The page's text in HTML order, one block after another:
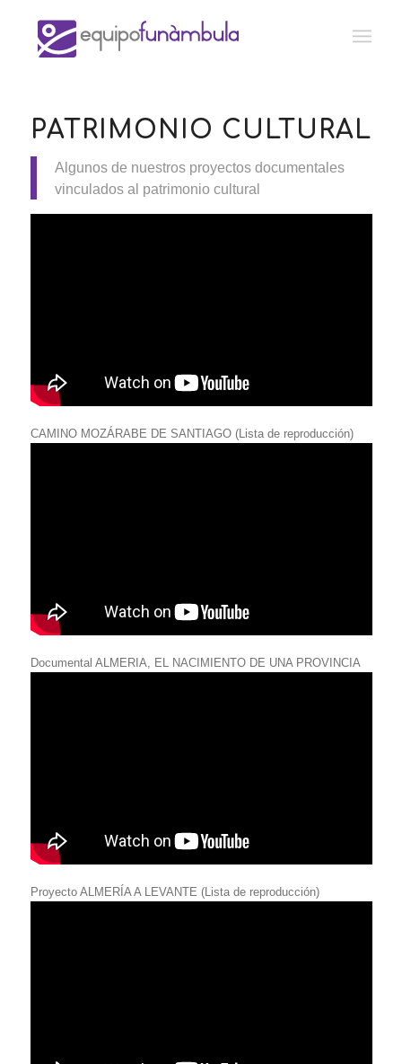
PATRIMONIO CULTURAL
Algunos de nuestros proyectos documentales
vinculados al patrimonio cultural
CAMINO MOZÁRABE DE SANTIAGO (Lista de reproducción)
Documental ALMERIA, EL NACIMIENTO DE UNA PROVINCIA
Proyecto ALMERÍA A LEVANTE (Lista de reproducción)